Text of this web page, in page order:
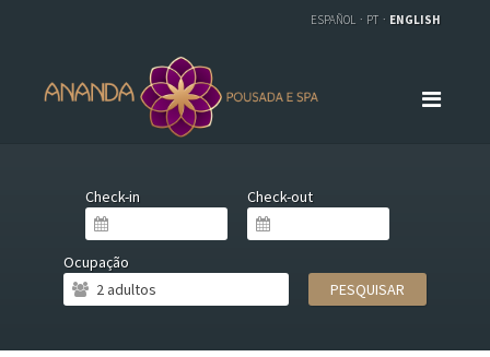
ESPAÑOL PT ENGLISH
Check-in Check-out
Ocupação
PESQUISAR